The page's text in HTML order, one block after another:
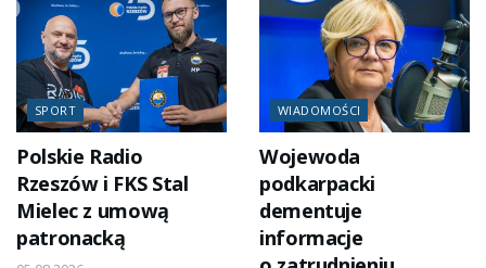
SPORT
Polskie Radio
Rzeszów i FKS Stal
Mielec z umową
patronacką
WIADOMOŚCI
Wojewoda
podkarpacki
dementuje
informacje